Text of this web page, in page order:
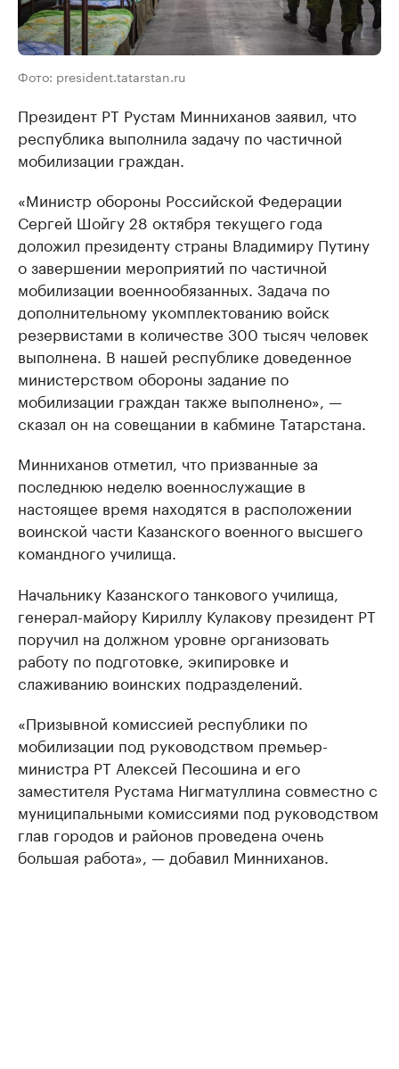
Фото: president.tatarstan.ru
Президент РТ Рустам Минниханов заявил, что
республика выполнила задачу по частичной
мобилизации граждан.
«Министр обороны Российской Федерации
Сергей Шойгу 28 октября текущего года
доложил президенту страны Владимиру Путину
о завершении мероприятий по частичной
мобилизации военнообязанных. Задача по
дополнительному укомплектованию войск
резервистами в количестве 300 тысяч человек
выполнена. В нашей республике доведенное
министерством обороны задание по
мобилизации граждан также выполнено», —
сказал он на совещании в кабмине Татарстана.
Минниханов отметил, что призванные за
последнюю неделю военнослужащие в
настоящее время находятся в расположении
воинской части Казанского военного высшего
командного училища.
Начальнику Казанского танкового училища,
генерал-майору Кириллу Кулакову президент РТ
поручил на должном уровне организовать
работу по подготовке, экипировке и
слаживанию воинских подразделений.
«Призывной комиссией республики по
мобилизации под руководством премьер-
министра РТ Алексей Песошина и его
заместителя Рустама Нигматуллина совместно с
муниципальными комиссиями под руководством
глав городов и районов проведена очень
большая работа», — добавил Минниханов.